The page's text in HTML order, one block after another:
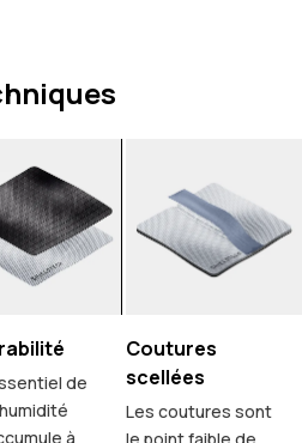
de
à
Coutures
scellées
Les coutures sont